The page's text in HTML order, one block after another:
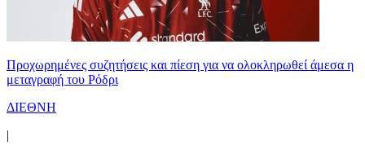
Προχωρημένες συζητήσεις και πίεση για να ολοκληρωθεί άμεσα η
μεταγραφή του Ρόδρι
ΔΙΕΘΝΗ
|